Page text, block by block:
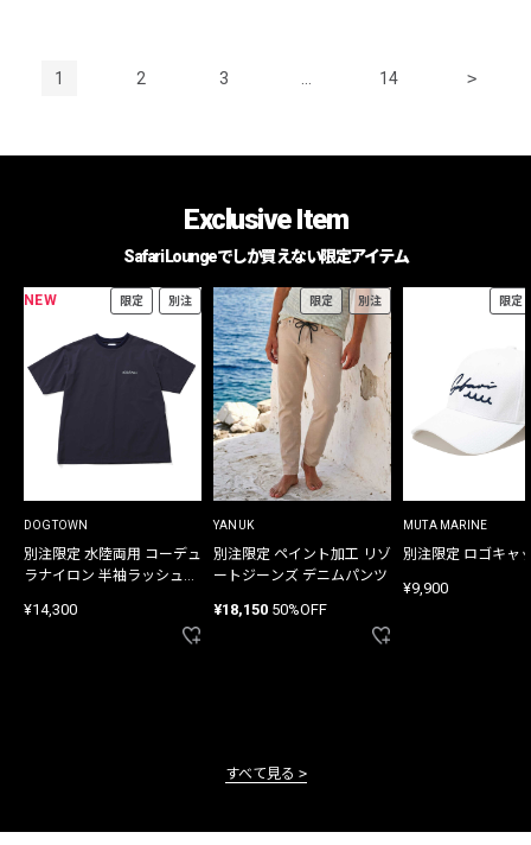
1 2 3 14 >
Exclusive Item
Safari Loungeでしか買えない限定アイテム
NEW 限定 別注
DOGTOWN
別注限定 水陸両用 コーデュ
ラナイロン 半袖ラッシュガ
¥14,300
限定 別注
YANUK
別注限定 ペイント加工 リゾ
ートジーンズ デニムパンツ
¥18,150 50%OFF
限定
MUTA MARINE
別注限定 ロゴキャ
¥9,900
すべて見る